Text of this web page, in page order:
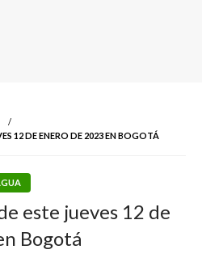
12 DE ENERO DE 2023 EN BOGOTÁ
este jueves 12 de
Bogotá